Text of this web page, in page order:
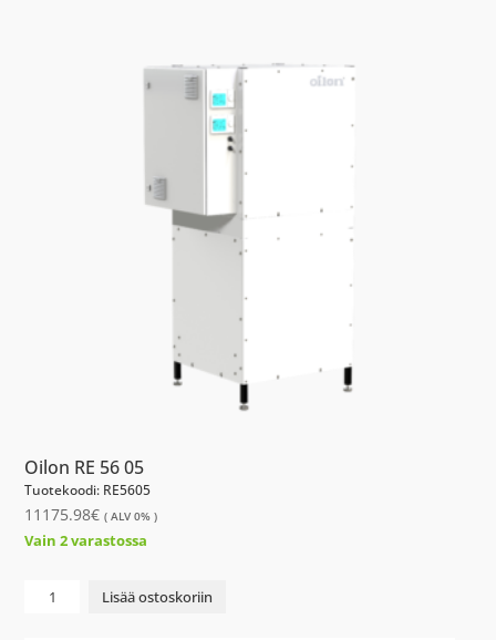
Oilon RE 56 05
Tuotekoodi: RE5605
11175.98€ ( ALV 0% )
Vain 2 varastossa
Oilon
Lisää ostoskoriin